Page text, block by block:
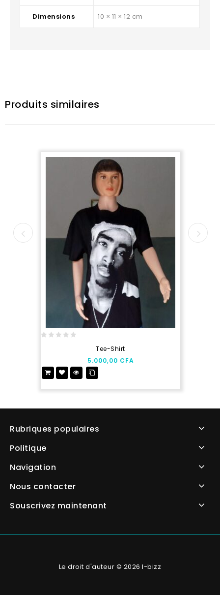
Dimensions 10 × 11 × 12 cm
Produits similaires
5
Tee-Shirt
5.000,00 CFA
Rubriques populaires
Politique
Navigation
Nous contacter
Souscrivez maintenant
Le droit d'auteur © 2026 I-bizz